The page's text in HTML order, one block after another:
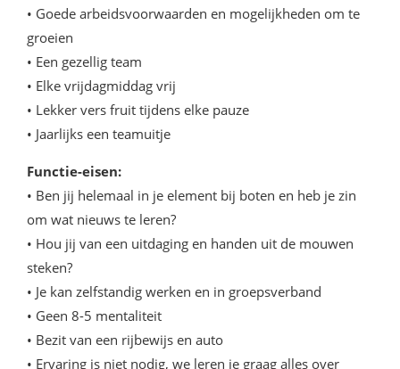
• Goede arbeidsvoorwaarden en mogelijkheden om te
groeien
• Een gezellig team
• Elke vrijdagmiddag vrij
• Lekker vers fruit tijdens elke pauze
• Jaarlijks een teamuitje
Functie-eisen:
• Ben jij helemaal in je element bij boten en heb je zin
om wat nieuws te leren?
• Hou jij van een uitdaging en handen uit de mouwen
steken?
• Je kan zelfstandig werken en in groepsverband
• Geen 8-5 mentaliteit
• Bezit van een rijbewijs en auto
• Ervaring is niet nodig, we leren je graag alles over